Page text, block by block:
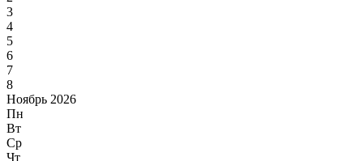
3
4
5
6
7
8
Ноябрь 2026
Пн
Вт
Ср
Чт